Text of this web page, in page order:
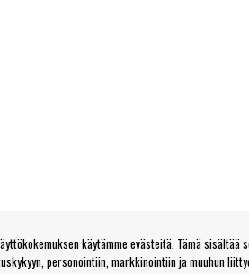
käytämme evästeitä. Tämä
personointiin, markkinointiin ja muuhun